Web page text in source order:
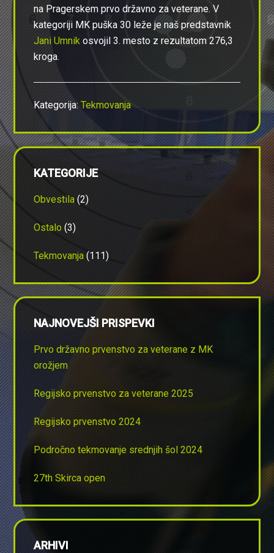
na Pragerskem prvo državno za veterane. V
kategoriji MK puška 30 leže je naš predstavnik
Jani Umnik osvojil 3. mesto z rezultatom 276,3
kroga.
Kategorija:Tekmovanja
Primarna
stranska
vrstica
KATEGORIJE
Obvestila (2)
Ostalo (3)
Tekmovanja (111)
NAJNOVEJŠI PRISPEVKI
Prvo državno prvenstvo za veterane z MK
orožjem
Regijsko prvenstvo za veterane 2025
Regijsko prvenstvo 2024
Področno tekmovanje srednjih šol 2024
27th Skirca open
ARHIVI